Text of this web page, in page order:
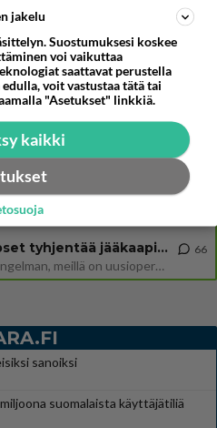
hyvin
https://www.iltalehti.fi/viihdeuutiset/a/c46da6ab-340f-4790-aaa7-0865eed2336 Yrityksen konkurssihakemus on tullut kärä
Tiesitkö? Martina Aitolehden isäpuoli on tämä suosittu laulaja
Martina Aitolehti on seurattu julkisuuden henkilö. Lähipiiriin mahtuu muitakin tunnettuja henkilöitä. Tiesitkö, että Ma
koulumatka
Uusioperheen aikuiset lapset tyhjentää jääkaapin käydessään
Miten selvittäisitte seuraavan ongelman, meillä on uusioperhe, minulla teini-ikäiset lapset ja puolisolla aikuiset, jotk
66
sanoiksi
suomalaista käyttäjätiliä
jakelu
Suostumuksesi koskee
voi vaikuttaa
saattavat perustella
voit vastustaa tätä tai
"Asetukset" linkkiä.
kaikki